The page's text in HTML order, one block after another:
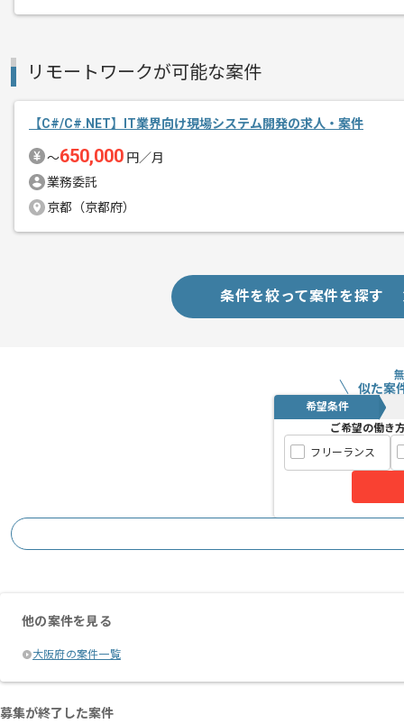
リモートワークが可能な案件
【C#/C#.NET】IT業界向け現場システム開発の求人・案件
〜650,000 円／月
業務委託
京都（京都府）
条件を絞って案件を探す
似た案
希望条件
ご希望の働き
フリーランス
他の案件を見る
大阪府の案件一覧
募集が終了した案件